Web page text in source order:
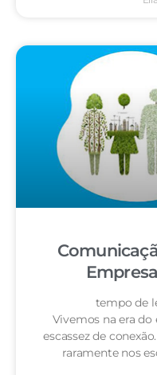
tempo de
Vivemos na era do
escassez de
raramente nos